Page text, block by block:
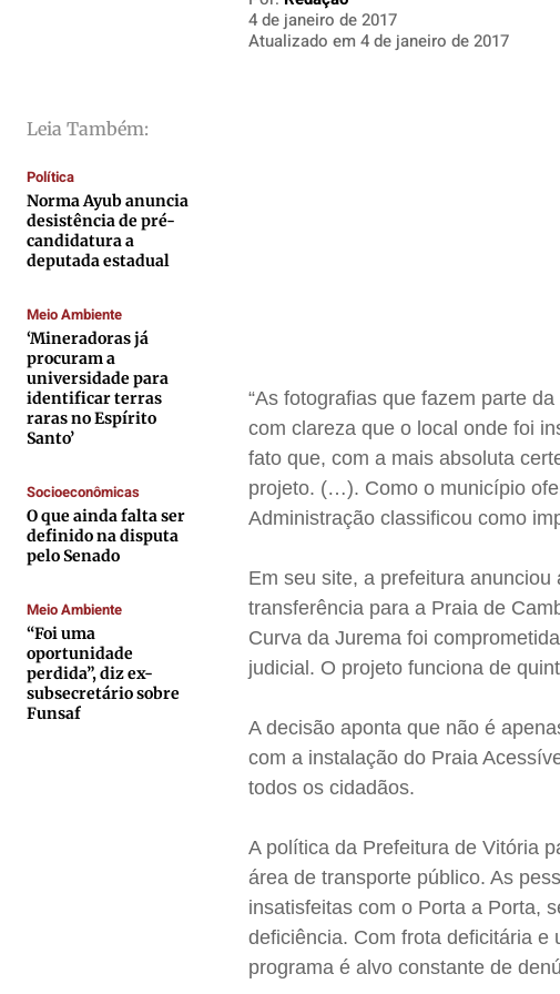
Gustavo Bastos
Jr Mignone (in memorian)
Wanda Sily
Publicidade Legal
Anuncie
Quem Somos
Contato
Anuncie
Privacidade
Gustavo Bastos
Jr Mignone (in memorian)
Wanda Sily
Publicidade Legal
Anuncie
Quem Somos
Contato
Anuncie
Privacidade
Gustavo Bastos
Jr Mignone (in memorian)
Wanda Sily
Publicidade Legal
Anuncie
Quem Somos
Contato
Anuncie
Privacidade
Gustavo Bastos
Jr Mignone (in memorian)
Wanda Sily
Publicidade Legal
Anuncie
Quem Somos
Contato
Anuncie
Privacidade
Leia Também:
Política
Norma Ayub anuncia
desistência de pré-
candidatura a
deputada estadual
Meio Ambiente
‘Mineradoras já
procuram a
universidade para
identificar terras
raras no Espírito
Santo’
Socioeconômicas
O que ainda falta ser
definido na disputa
pelo Senado
Meio Ambiente
“Foi uma
oportunidade
perdida”, diz ex-
subsecretário sobre
Funsaf
4 de janeiro de 2017
Atualizado em 4 de janeiro de 2017
“As fotografias que fazem parte
com clareza que o local onde foi
fato que, com a mais absoluta
projeto. (…). Como o município
Administração classificou como
Em seu site, a prefeitura
transferência para a Praia de
Curva da Jurema foi
judicial. O projeto funciona de
A decisão aponta que não é
com a instalação do Praia
todos os cidadãos.
A política da Prefeitura de Vitória
área de transporte público. As
insatisfeitas com o Porta a Porta,
deficiência. Com frota deficitária e
programa é alvo constante de